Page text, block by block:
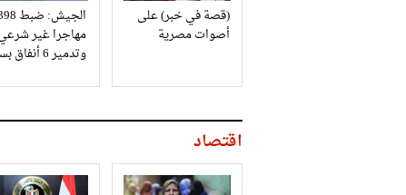
(قصة في خبر) على
أصوات مصرية
الجيش:
مهاجرا غير
وتدمير 6 أنفاق بسيناء
اقتصاد